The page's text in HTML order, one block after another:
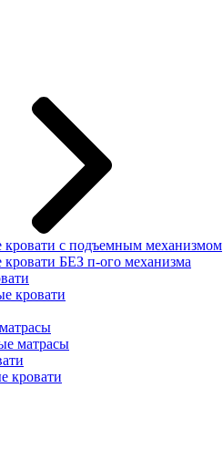
кровати с подъемным механизмом
кровати БЕЗ п-ого механизма
кровати
матрасы
кровати